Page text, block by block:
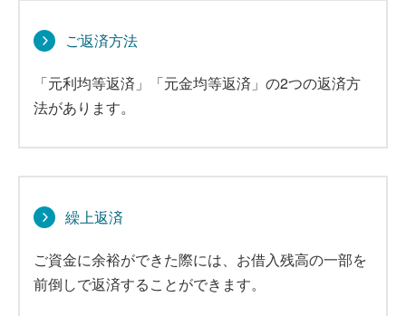
ご返済方法
「元利均等返済」「元金均等返済」の2つの返済方
法があります。
繰上返済
ご資金に余裕ができた際には、お借入残高の一部を
前倒しで返済することができます。